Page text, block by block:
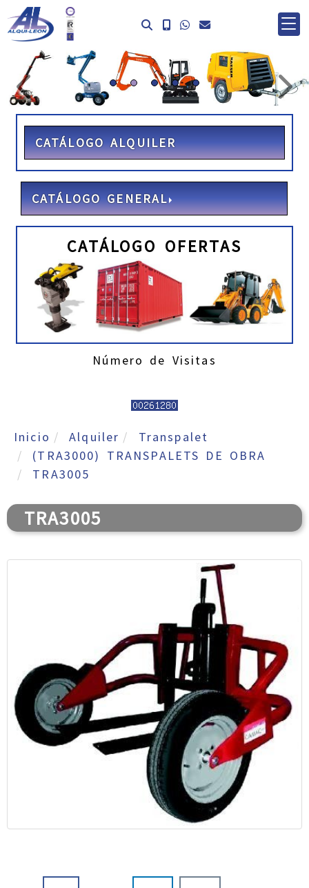
prev
CATÁLOGO ALQUILER
CATÁLOGO GENERAL
CATÁLOGO OFERTAS
Número de Visitas
Inicio Alquiler
Transpalet
(TRA3000) TRANSPALETS DE OBRA
TRA3005
TRA3005